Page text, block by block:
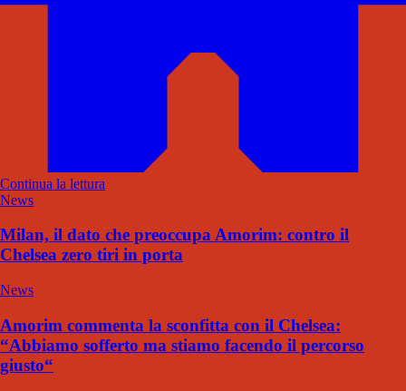
Continua la lettura
News
Milan, il dato che preoccupa Amorim: contro il
Chelsea zero tiri in porta
News
Amorim commenta la sconfitta con il Chelsea:
“Abbiamo sofferto ma stiamo facendo il percorso
giusto“